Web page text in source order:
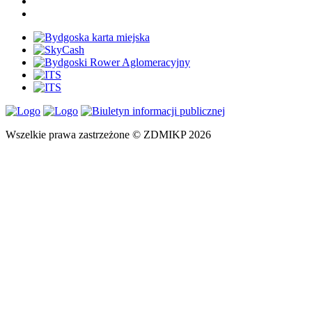
Wszelkie prawa zastrzeżone © ZDMIKP 2026